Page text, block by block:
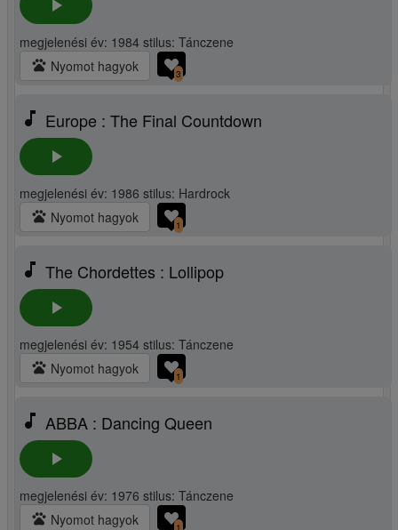
play_arrow
megjelenési év: 1984 stilus: Tánczene
pets Nyomot hagyok 3
music_note Europe : The Final Countdown
play_arrow
megjelenési év: 1986 stilus: Hardrock
pets Nyomot hagyok 1
music_note The Chordettes : Lollipop
play_arrow
megjelenési év: 1954 stilus: Tánczene
pets Nyomot hagyok 1
music_note ABBA : Dancing Queen
play_arrow
megjelenési év: 1976 stilus: Tánczene
pets Nyomot hagyok 1